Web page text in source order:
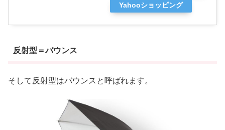
Yahooショッピング
反射型＝バウンス
そして反射型はバウンスと呼ばれます。